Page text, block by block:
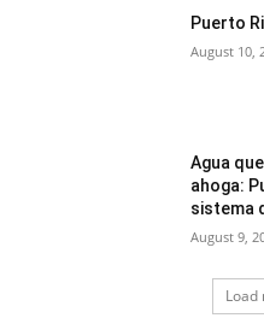
Puerto
August 10,
Agua
ahoga:
sistema
August 9,
Load